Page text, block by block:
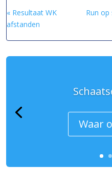
« Resultaat WK
afstanden
Run
Waar